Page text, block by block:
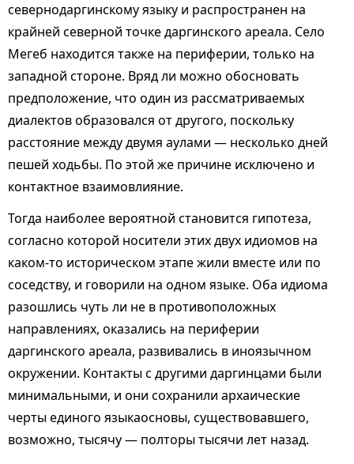
севернодаргинскому языку и распространен на
крайней северной точке даргинского ареала. Село
Мегеб находится также на периферии, только на
западной стороне. Вряд ли можно обосновать
предположение, что один из рассматриваемых
диалектов образовался от другого, поскольку
расстояние между двумя аулами — несколько дней
пешей ходьбы. По этой же причине исключено и
контактное взаимовлияние.
Тогда наиболее вероятной становится гипотеза,
согласно которой носители этих двух идиомов на
каком-то историческом этапе жили вместе или по
соседству, и говорили на одном языке. Оба идиома
разошлись чуть ли не в противоположных
направлениях, оказались на периферии
даргинского ареала, развивались в иноязычном
окружении. Контакты с другими даргинцами были
минимальными, и они сохранили архаические
черты единого языкаосновы, существовавшего,
возможно, тысячу — полторы тысячи лет назад.